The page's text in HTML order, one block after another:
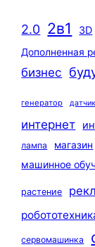
2.0 2в1 3D
Дополненная
бизнес
генератор датчик
интернет
лампа
магазин
машинное
растение
сервомашинка